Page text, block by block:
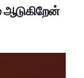
ஆடுகிறேன்